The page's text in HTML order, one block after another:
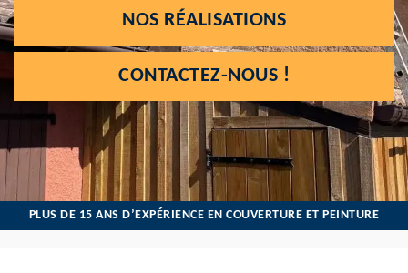
NOS RÉALISATIONS
CONTACTEZ-NOUS !
PLUS DE 15 ANS D’EXPÉRIENCE EN COUVERTURE ET PEINTURE